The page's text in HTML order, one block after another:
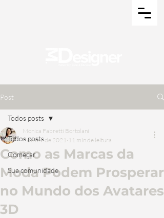
Post
Todos posts
Começar
Sua comunidade
Todos posts
Como as Marcas da
Moda Podem Prosperar
no Mundo dos Avatares
3D
Monica Fabretti Bortolani
2 de fev. de 2021 11 min de leitura